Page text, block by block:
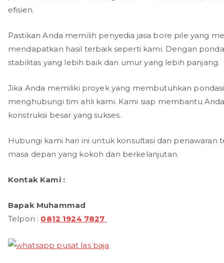
efisien.
Pastikan Anda memilih penyedia jasa bore pile yang
mendapatkan hasil terbaik seperti kami. Dengan
stabilitas yang lebih baik dan umur yang lebih panjang.
Jika Anda memiliki proyek yang membutuhkan
menghubungi tim ahli kami. Kami siap membantu
konstruksi besar yang sukses.
Hubungi kami hari ini untuk konsultasi dan
masa depan yang kokoh dan berkelanjutan.
Kontak Kami :
Bapak Muhammad
Telpon : 0812 1924 7827